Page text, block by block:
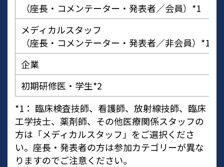
（座長・コメンテーター・発表者／会員）*1
メディカルスタッフ
（座長・コメンテーター・発表者／非会員）*1
企業
初期研修医・学生*2
*1： 臨床検査技師、看護師、放射線技師、臨床
工学技士、薬剤師、その他医療関係スタッフの
方は「メディカルスタッフ」をご選択くださ
い。座長・発表者の方は参加カテゴリーが異な
りますのでご注意ください。